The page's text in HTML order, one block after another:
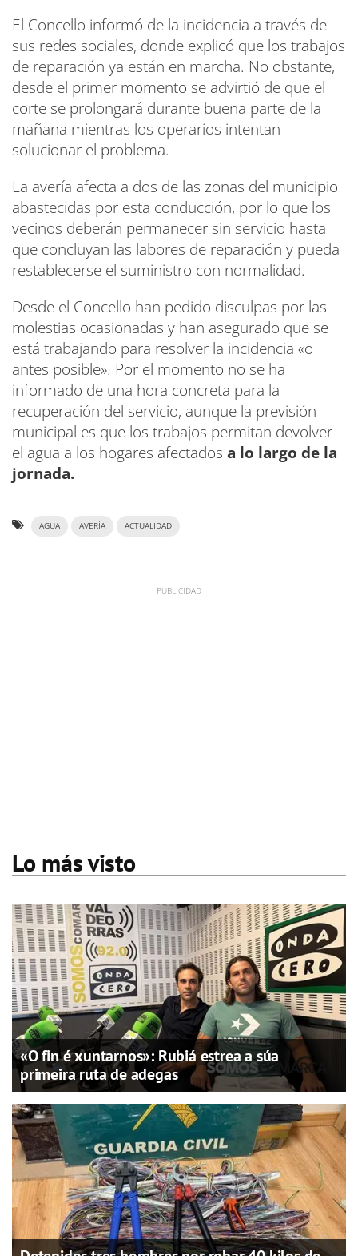
El Concello informó de la incidencia a través de
sus redes sociales, donde explicó que los trabajos
de reparación ya están en marcha. No obstante,
desde el primer momento se advirtió de que el
corte se prolongará durante buena parte de la
mañana mientras los operarios intentan
solucionar el problema.
La avería afecta a dos de las zonas del municipio
abastecidas por esta conducción, por lo que los
vecinos deberán permanecer sin servicio hasta
que concluyan las labores de reparación y pueda
restablecerse el suministro con normalidad.
Desde el Concello han pedido disculpas por las
molestias ocasionadas y han asegurado que se
está trabajando para resolver la incidencia «o
antes posible». Por el momento no se ha
informado de una hora concreta para la
recuperación del servicio, aunque la previsión
municipal es que los trabajos permitan devolver
el agua a los hogares afectados a lo largo de la
jornada.
AGUA AVERÍA ACTUALIDAD
Lo más visto
«O fin é xuntarnos»: Rubiá estrea a súa
primeira ruta de adegas